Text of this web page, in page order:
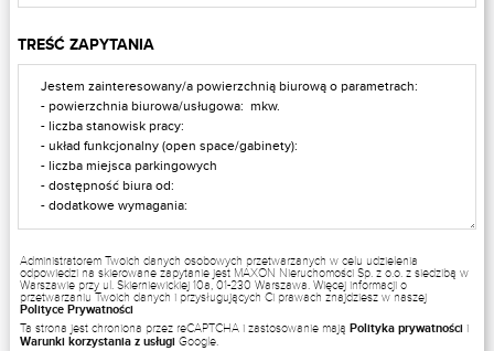
TREŚĆ ZAPYTANIA
Administratorem Twoich danych osobowych przetwarzanych w celu udzielenia
odpowiedzi na skierowane zapytanie jest MAXON Nieruchomości Sp. z o.o. z siedzibą w
Warszawie przy ul. Skierniewickiej 10a, 01-230 Warszawa. Więcej informacji o
przetwarzaniu Twoich danych i przysługujących Ci prawach znajdziesz w naszej
Polityce Prywatności
Ta strona jest chroniona przez reCAPTCHA i zastosowanie mają Polityka prywatności i
Warunki korzystania z usługi Google.